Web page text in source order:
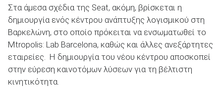
Στα άμεσα σχέδια της Seat, ακόμη, βρίσκεται η
δημιουργία ενός κέντρου ανάπτυξης λογισμικού στη
Βαρκελώνη, στο οποίο πρόκειται να ενσωματωθεί το
Mtropolis: Lab Barcelona, καθώς και άλλες ανεξάρτητες
εταιρείες. Η δημιουργία του νέου κέντρου αποσκοπεί
στην εύρεση καινοτόμων λύσεων για τη βέλτιστη
κινητικότητα.